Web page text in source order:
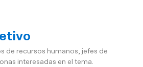
de recursos humanos, jefes de
interesadas en el tema.